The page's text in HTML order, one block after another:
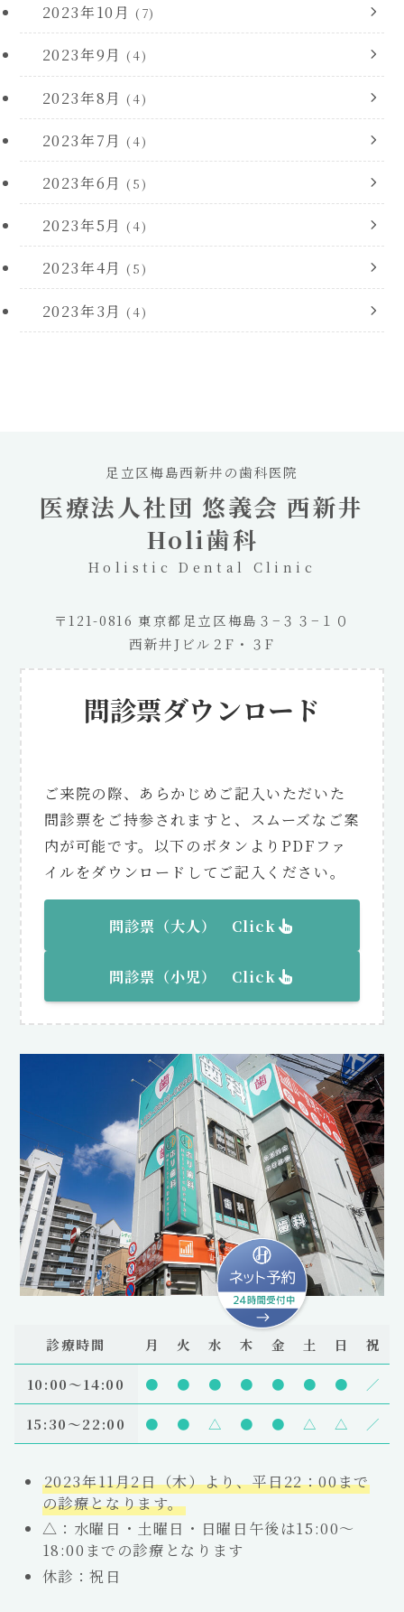
2023年10月 (7)
2023年9月 (4)
2023年8月 (4)
2023年7月 (4)
2023年6月 (5)
2023年5月 (4)
2023年4月 (5)
2023年3月 (4)
足立区梅島西新井の歯科医院
医療法人社団 悠義会 西新井
Holi歯科
Holistic Dental Clinic
〒121-0816 東京都足立区梅島３−３３−１０
西新井Jビル２F・３F
問診票ダウンロード
ご来院の際、あらかじめご記入いただいた
問診票をご持参されますと、スムーズなご案
内が可能です。以下のボタンよりPDFファ
イルをダウンロードしてご記入ください。
問診票（大人） Click
問診票（小児） Click
診療時間 月 火 水 木 金 土 日 祝
10:00〜14:00 ● ● ● ● ● ● ● ／
15:30～22:00 ● ● △ ● ● △ △ ／
2023年11月2日（木）より、平日22：00まで
の診療となります。
△：水曜日・土曜日・日曜日午後は15:00～
18:00までの診療となります
休診：祝日